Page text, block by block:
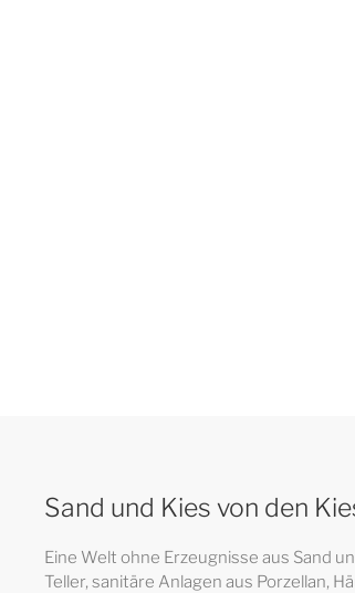
Sand und Kies von den
Eine Welt ohne Erzeugnisse aus Sand
Teller, sanitäre Anlagen aus Porzellan,